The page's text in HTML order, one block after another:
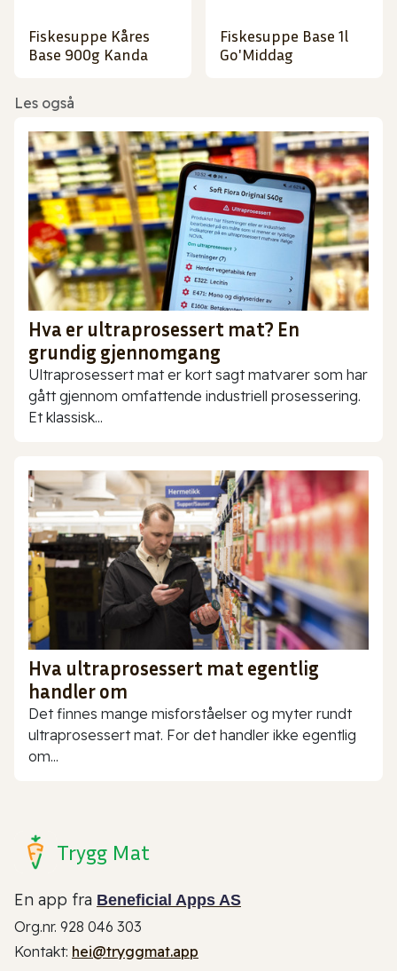
Fiskesuppe Kåres
Base 900g Kanda
Fiskesuppe Base 1l
Go'Middag
Les også
Hva er ultraprosessert mat? En
grundig gjennomgang
Ultraprosessert mat er kort sagt matvarer som har
gått gjennom omfattende industriell prosessering.
Et klassisk...
Hva ultraprosessert mat egentlig
handler om
Det finnes mange misforståelser og myter rundt
ultraprosessert mat. For det handler ikke egentlig
om...
Trygg Mat
En app fra Beneficial Apps AS
Org.nr. 928 046 303
Kontakt: hei@tryggmat.app